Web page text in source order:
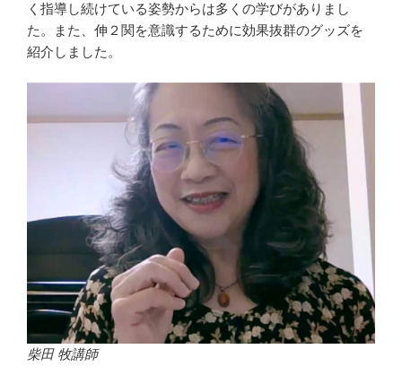
く指導し続けている姿勢からは多くの学びがありまし
た。また、伸２関を意識するために効果抜群のグッズを
紹介しました。
柴田 牧講師